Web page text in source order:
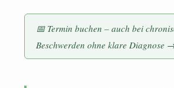
📅 Termin buchen – auch bei
Beschwerden ohne klare Diagnose